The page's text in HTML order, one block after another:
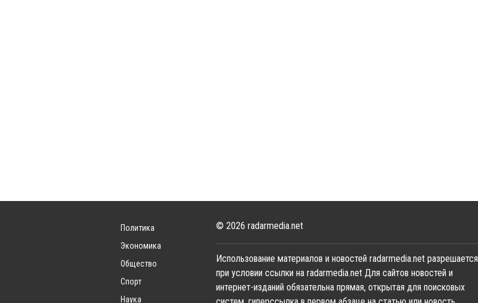
Политика
Экономика
Общество
Спорт
Наука
© 2026 radarmedia.net
Использование материалов и новостей radarmedia.net разрешается
при условии ссылки на radarmedia.net Для сайтов новостей и
интернет-изданий обязательна прямая, открытая для поисковых